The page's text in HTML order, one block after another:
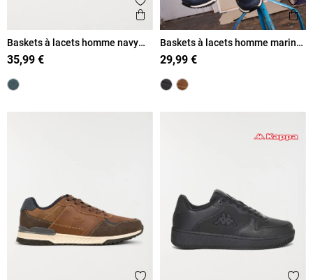
Ajouter aux favoris
Aperçu rapide
Baskets à lacets homme navy
(40-45)
35,99 €
Baskets à lacets homme marine
(41-46)
29,99 €